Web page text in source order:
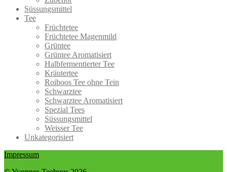
Süssungsmittel
Tee
Früchtetee
Früchtetee Magenmild
Grüntee
Grüntee Aromatisiert
Halbfermentierter Tee
Kräutertee
Roiboos Tee ohne Tein
Schwarztee
Schwarztee Aromatisiert
Spezial Tees
Süssungsmittel
Weisser Tee
Unkategorisiert
Impressum